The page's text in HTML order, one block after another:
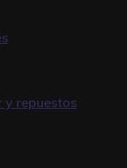
y repuestos